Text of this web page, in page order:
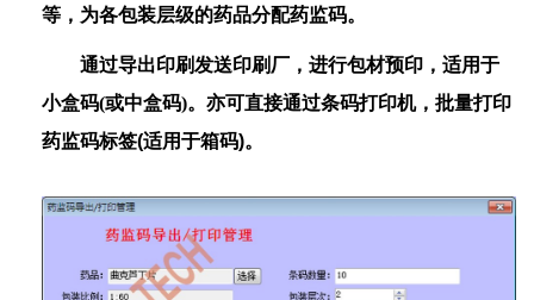
等，为各包装层级的药品分配药监码。
通过导出印刷发送印刷厂，进行包材预印，适用于
小盒码(或中盒码)。 亦可直接通过条码打印机，批量打印
药监码标签(适用于箱码)。